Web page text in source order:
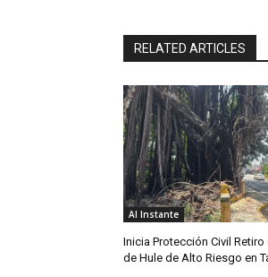
RELATED ARTICLES
Al Instante
Inicia Protección Civil Retiro
de Hule de Alto Riesgo en